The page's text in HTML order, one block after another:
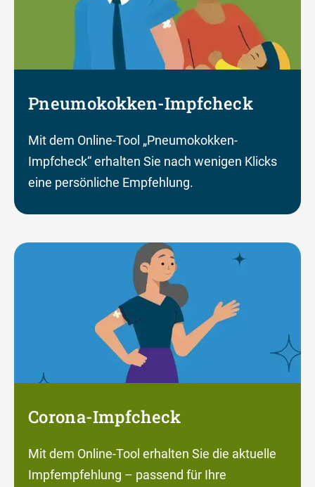
Pneumokokken-Impfcheck
Mit dem Online-Tool „Pneumokokken-
Impfcheck“ erhalten Sie nach wenigen Klicks
eine persönliche Empfehlung.
Corona-Impfcheck
Mit dem Online-Tool erhalten Sie die aktuelle
Impfempfehlung – passend für Ihre